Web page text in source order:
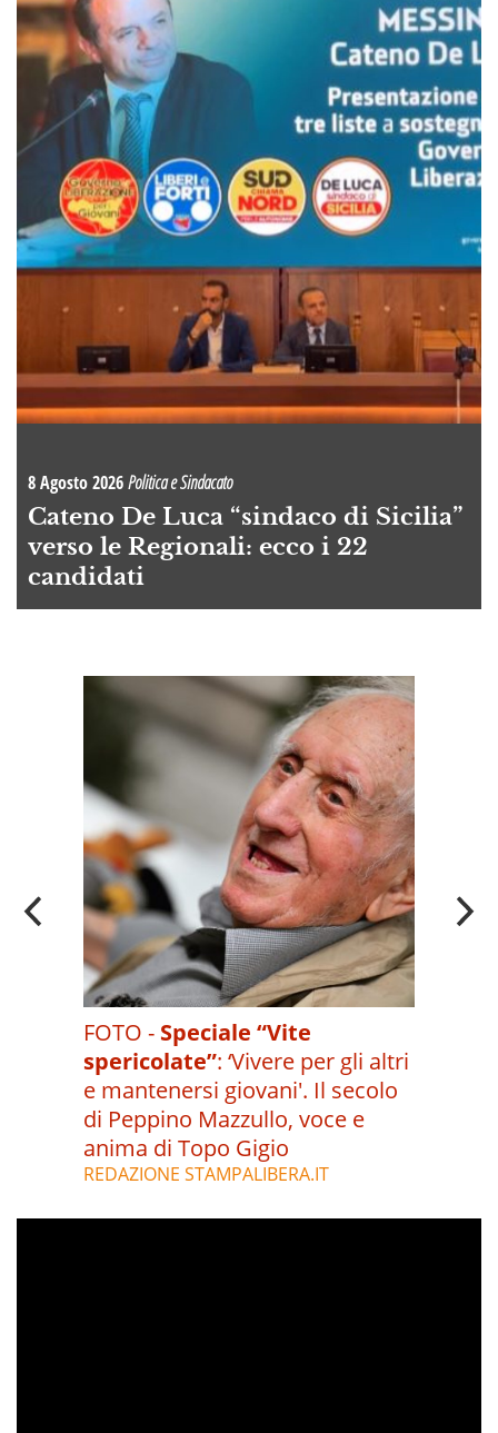
8 Agosto 2026Politica e Sindacato
Cateno De Luca “sindaco di Sicilia”
verso le Regionali: ecco i 22
candidati
FOTO - Speciale “Vite
spericolate”: ‘Vivere per gli altri
e mantenersi giovani'. Il secolo
di Peppino Mazzullo, voce e
anima di Topo Gigio
REDAZIONE STAMPALIBERA.IT